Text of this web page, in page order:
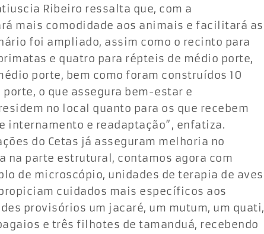
Ribeiro ressalta que, com a
mais comodidade aos animais e facilitará as
foi ampliado, assim como o recinto para
e quatro para répteis de médio porte,
porte, bem como foram construídos 10
o que assegura bem-estar e
no local quanto para os que recebem
internamento e readaptação”, enfatiza.
do Cetas já asseguram melhoria no
na parte estrutural, contamos agora com
de microscópio, unidades de terapia de aves
cuidados mais específicos aos
provisórios um jacaré, um mutum, um quati,
e três filhotes de tamanduá, recebendo